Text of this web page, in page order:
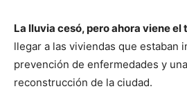
La lluvia cesó, pero ahora viene
llegar a las viviendas que estaban
prevención de enfermedades y
reconstrucción de la ciudad.